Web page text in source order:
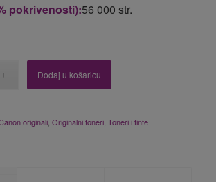
pokrivenosti):56 000 str.
Dodaj u košaricu
originali, Originalni toneri, Toneri i tinte